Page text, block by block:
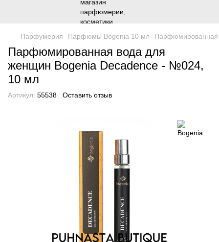
Парфумерия Парфюмы Bogenia 10 мл Парфюмированная
Парфюмированная вода для
женщин Bogenia Decadence - №024,
10 мл
Артикул: 55538 Оставить отзыв